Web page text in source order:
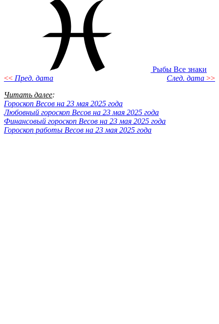
Рыбы Все знаки
<< Пред. дата След. дата >>
Читать далее:
Гороскоп Весов на 23 мая 2025 года
Любовный гороскоп Весов на 23 мая 2025 года
Финансовый гороскоп Весов на 23 мая 2025 года
Гороскоп работы Весов на 23 мая 2025 года